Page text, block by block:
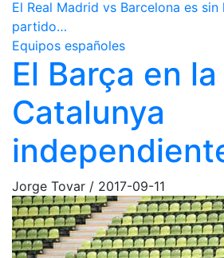
El Real Madrid vs Barcelona es
partido…
Equipos españoles
El Barça en la
Catalunya
Jorge Tovar / 2017-09-11